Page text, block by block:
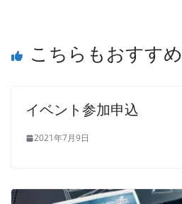
こちらもおすすめ
イベント参加申込
2021年7月9日